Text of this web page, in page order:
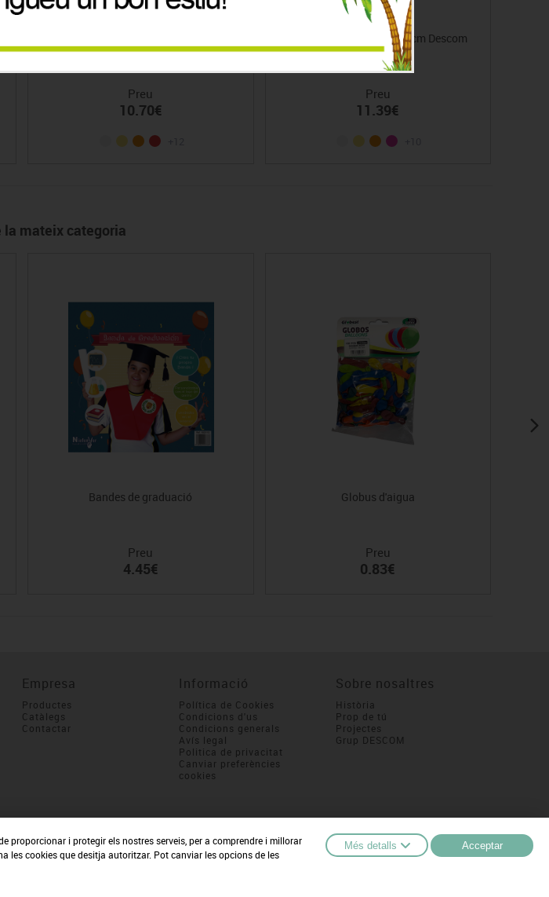
Preu
10.70€
Eva planxes llises 70x95 cm Descom
Preu
11.39€
la mateix categoria
Bandes de graduació
Preu
4.45€
Globus d'aigua
Preu
0.83€
Empresa
Productes
Catàlegs
Contactar
Informació
Política de Cookies
Condicions d'us
Condicions generals
Avís legal
Politica de privacitat
Canviar preferències
cookies
Sobre nosaltres
Història
Prop de tú
Projectes
Grup DESCOM
proporcionar i protegir els nostres serveis, per a comprendre i millorar
les cookies que desitja autoritzar. Pot canviar les opcions de les
Més detalls Acceptar